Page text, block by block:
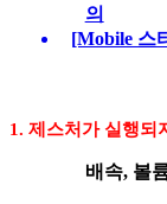
의
[Mobile 스
1. 제스처가 실행되
배속, 볼